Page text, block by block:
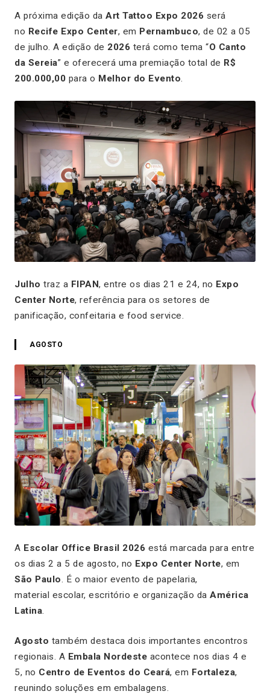
A próxima edição da Art Tattoo Expo 2026 será
no Recife Expo Center, em Pernambuco, de 02 a 05
de julho. A edição de 2026 terá como tema “O Canto
da Sereia” e oferecerá uma premiação total de R$
200.000,00 para o Melhor do Evento.
Julho traz a FIPAN, entre os dias 21 e 24, no Expo
Center Norte, referência para os setores de
panificação, confeitaria e food service.
AGOSTO
A Escolar Office Brasil 2026 está marcada para entre
os dias 2 a 5 de agosto, no Expo Center Norte, em
São Paulo. É o maior evento de papelaria,
material escolar, escritório e organização da América
Latina.
Agosto também destaca dois importantes encontros
regionais. A Embala Nordeste acontece nos dias 4 e
5, no Centro de Eventos do Ceará, em Fortaleza,
reunindo soluções em embalagens.